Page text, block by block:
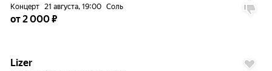
Концерт 21 августа, 19:00 Соль
от 2 000 ₽
Lizer